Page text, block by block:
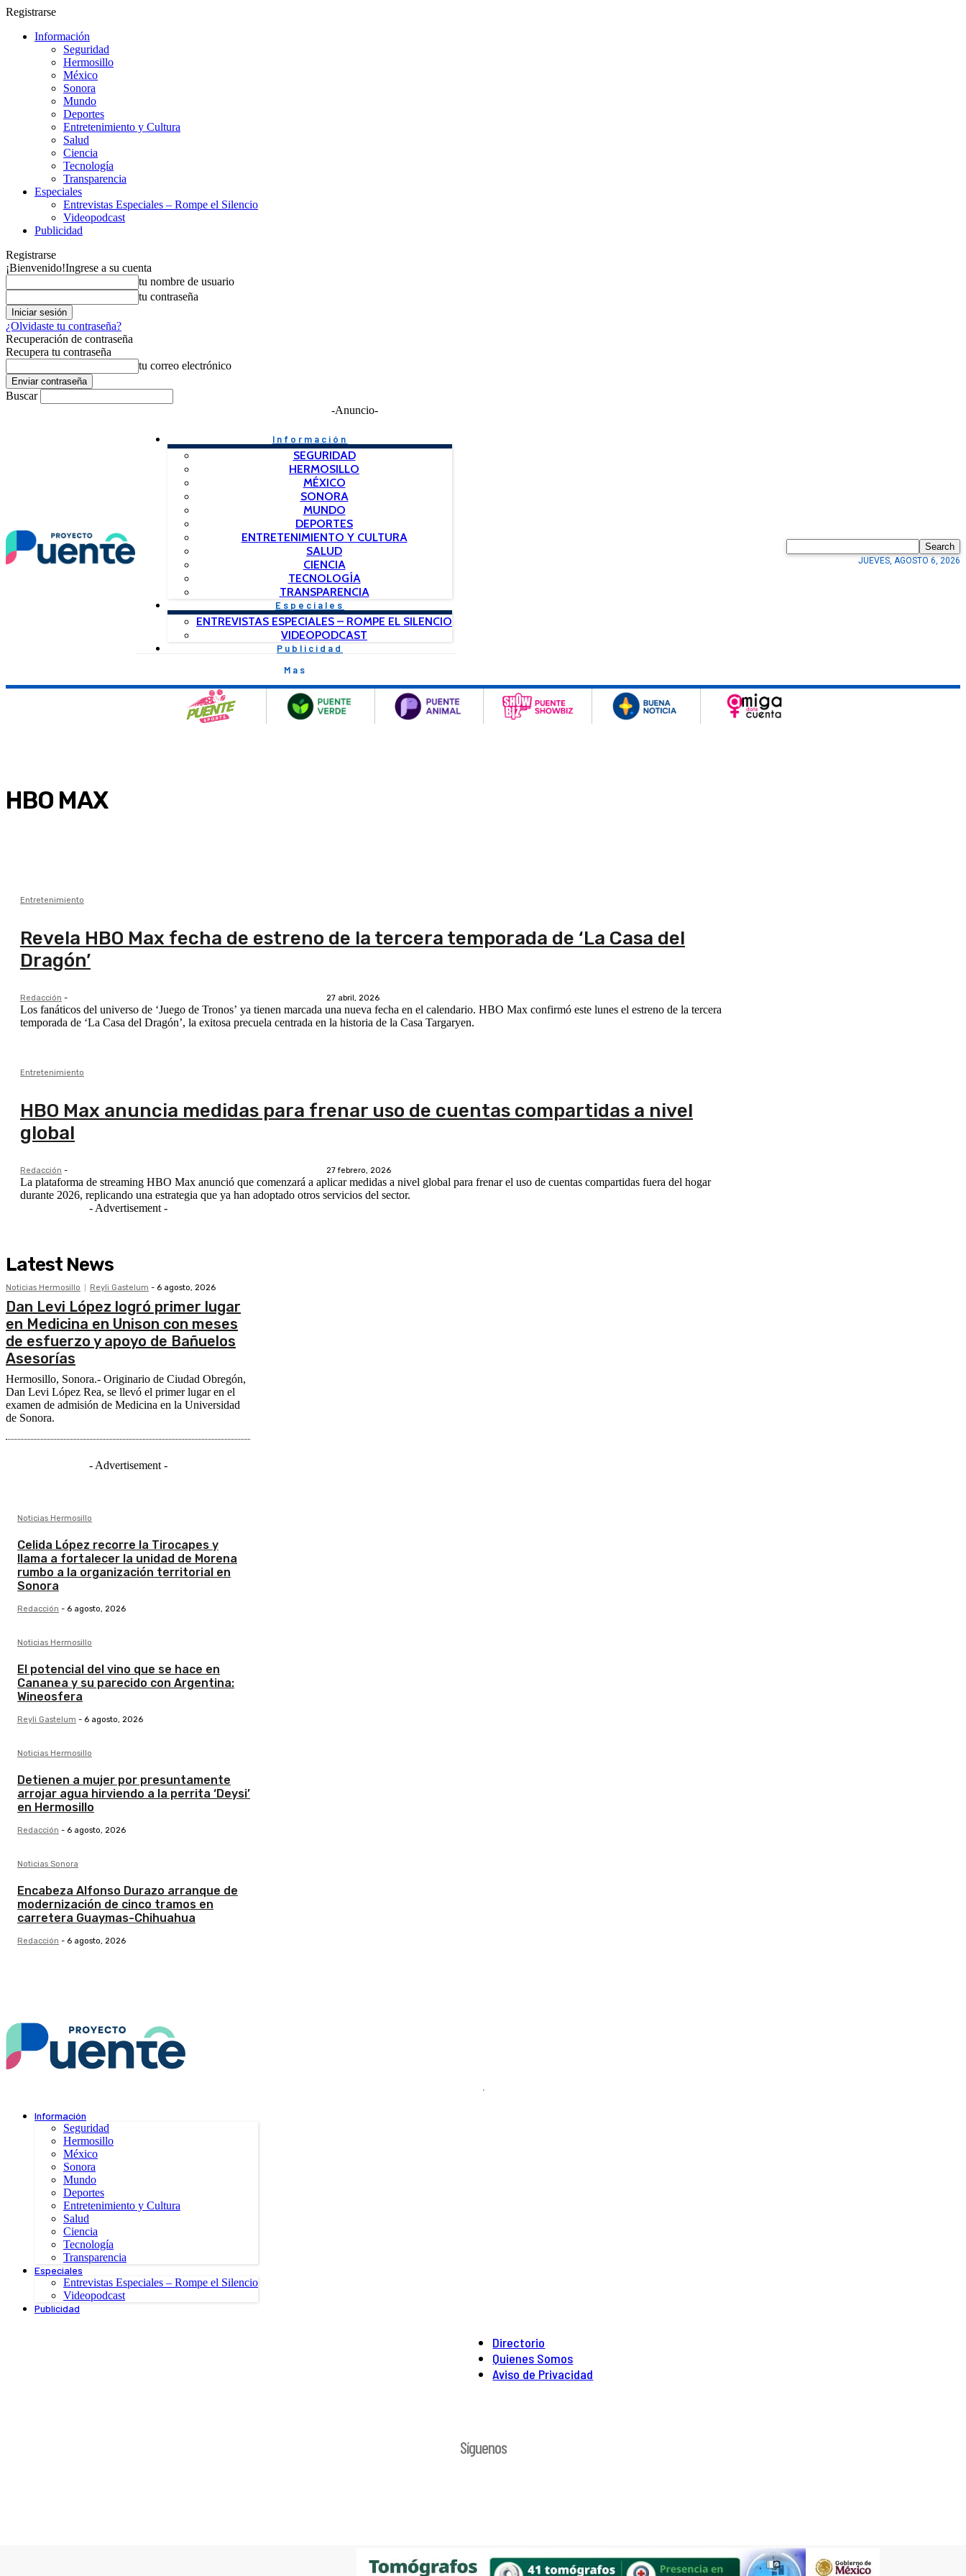
Registrarse
Información
Seguridad
Hermosillo
México
Sonora
Mundo
Deportes
Entretenimiento y Cultura
Salud
Ciencia
Tecnología
Transparencia
Especiales
Entrevistas Especiales – Rompe el Silencio
Videopodcast
Publicidad
Registrarse
¡Bienvenido!Ingrese a su cuenta
tu nombre de usuario
tu contraseña
¿Olvidaste tu contraseña?
Recuperación de contraseña
Recupera tu contraseña
tu correo electrónico
Buscar
-Anuncio-
Información
SEGURIDAD
HERMOSILLO
MÉXICO
SONORA
MUNDO
DEPORTES
ENTRETENIMIENTO Y CULTURA
SALUD
CIENCIA
TECNOLOGÍA
TRANSPARENCIA
Especiales
ENTREVISTAS ESPECIALES – ROMPE EL SILENCIO
VIDEOPODCAST
Publicidad
Mas
Search
JUEVES, AGOSTO 6, 2026
HBO MAX
Entretenimiento
Revela HBO Max fecha de estreno de la tercera temporada de ‘La Casa del
Dragón’
Redacción - 27 abril, 2026
Los fanáticos del universo de ‘Juego de Tronos’ ya tienen marcada una nueva fecha en el calendario. HBO Max confirmó este lunes el estreno de la tercera
temporada de ‘La Casa del Dragón’, la exitosa precuela centrada en la historia de la Casa Targaryen.
Entretenimiento
HBO Max anuncia medidas para frenar uso de cuentas compartidas a nivel
global
Redacción - 27 febrero, 2026
La plataforma de streaming HBO Max anunció que comenzará a aplicar medidas a nivel global para frenar el uso de cuentas compartidas fuera del hogar
durante 2026, replicando una estrategia que ya han adoptado otros servicios del sector.
- Advertisement -
Latest News
Noticias Hermosillo Reyli Gastelum - 6 agosto, 2026
Dan Levi López logró primer lugar
en Medicina en Unison con meses
de esfuerzo y apoyo de Bañuelos
Asesorías
Hermosillo, Sonora.- Originario de Ciudad Obregón,
Dan Levi López Rea, se llevó el primer lugar en el
examen de admisión de Medicina en la Universidad
de Sonora.
- Advertisement -
Noticias Hermosillo
Celida López recorre la Tirocapes y
llama a fortalecer la unidad de Morena
rumbo a la organización territorial en
Sonora
Redacción - 6 agosto, 2026
Noticias Hermosillo
El potencial del vino que se hace en
Cananea y su parecido con Argentina:
Wineosfera
Reyli Gastelum - 6 agosto, 2026
Noticias Hermosillo
Detienen a mujer por presuntamente
arrojar agua hirviendo a la perrita ‘Deysi’
en Hermosillo
Redacción - 6 agosto, 2026
Noticias Sonora
Encabeza Alfonso Durazo arranque de
modernización de cinco tramos en
carretera Guaymas-Chihuahua
Redacción - 6 agosto, 2026
.
Información
Seguridad
Hermosillo
México
Sonora
Mundo
Deportes
Entretenimiento y Cultura
Salud
Ciencia
Tecnología
Transparencia
Especiales
Entrevistas Especiales – Rompe el Silencio
Videopodcast
Publicidad
Directorio
Quienes Somos
Aviso de Privacidad
Síguenos